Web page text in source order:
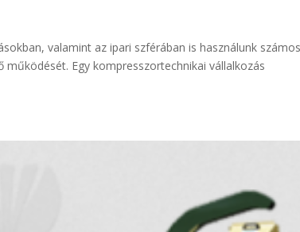
valamint az ipari szférában is használunk
Egy kompresszortechnikai vállalkozás